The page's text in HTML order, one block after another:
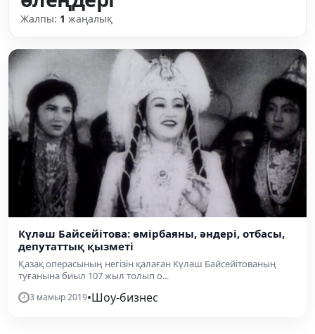
Жалпы: 1 жаңалық
Күләш Байсейітова: өмірбаяны, әндері, отбасы,
депутаттық қызметі
Қазақ операсының негізін қалаған Күләш Байсейітованың
туғанына биыл 107 жыл толып о...
3 мамыр 2019•Шоу-бизнес